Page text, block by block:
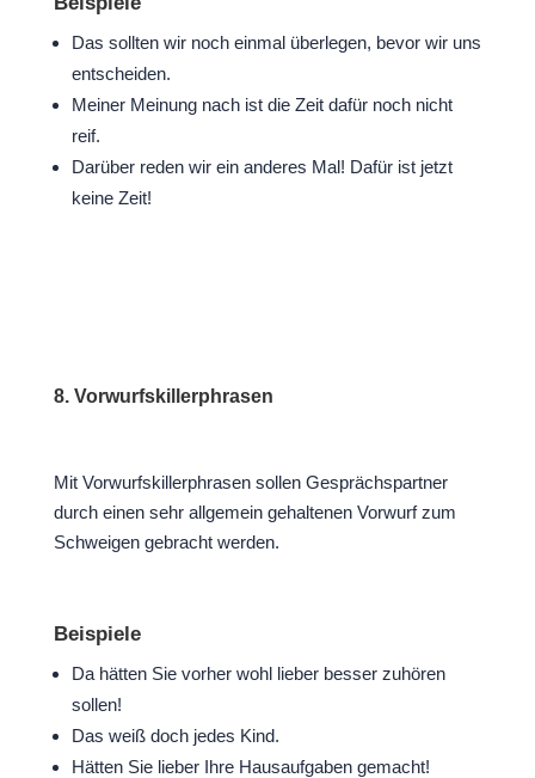
Das sollten wir noch einmal überlegen, bevor wir uns
entscheiden.
Meiner Meinung nach ist die Zeit dafür noch nicht
reif.
Darüber reden wir ein anderes Mal! Dafür ist jetzt
keine Zeit!
8. Vorwurfskillerphrasen
Mit Vorwurfskillerphrasen sollen Gesprächspartner
durch einen sehr allgemein gehaltenen Vorwurf zum
Schweigen gebracht werden.
Beispiele
Da hätten Sie vorher wohl lieber besser zuhören
sollen!
Das weiß doch jedes Kind.
Hätten Sie lieber Ihre Hausaufgaben gemacht!